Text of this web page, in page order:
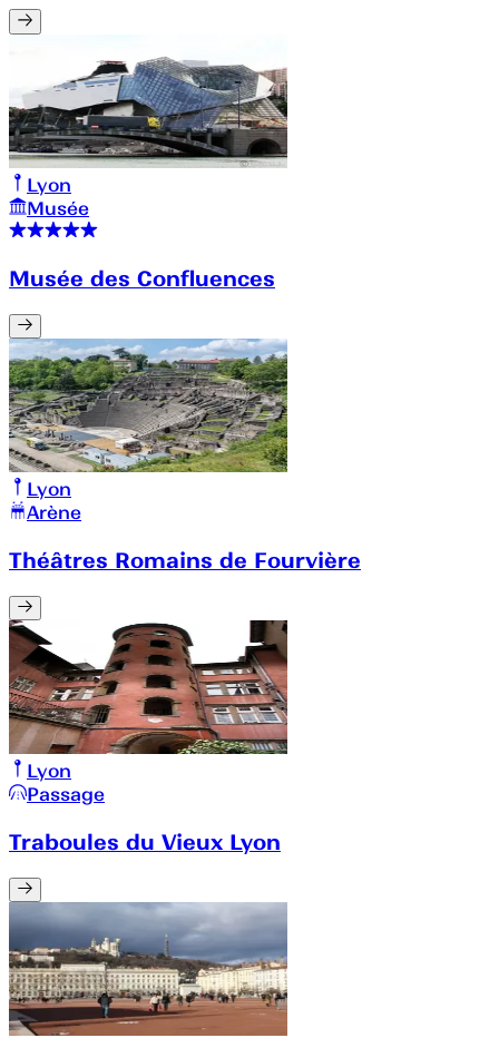
Lyon
Musée
Musée des Confluences
Lyon
Arène
Théâtres Romains de Fourvière
Lyon
Passage
Traboules du Vieux Lyon